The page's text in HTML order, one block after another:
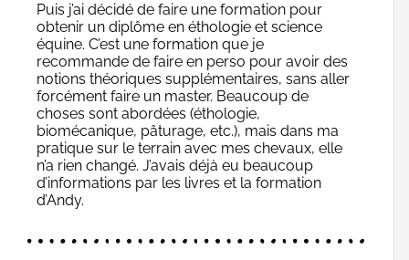
Puis j’ai décidé de faire une formation pour
obtenir un diplôme en éthologie et science
équine. C’est une formation que je
recommande de faire en perso pour avoir des
notions théoriques supplémentaires, sans aller
forcément faire un master. Beaucoup de
choses sont abordées (éthologie,
biomécanique, pâturage, etc.), mais dans ma
pratique sur le terrain avec mes chevaux, elle
n’a rien changé. J’avais déjà eu beaucoup
d’informations par les livres et la formation
d’Andy.